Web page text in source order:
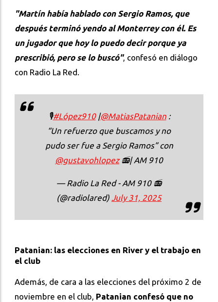
"Martín había hablado con Sergio Ramos, que
después terminó yendo al Monterrey con él. Es
un jugador que hoy lo puedo decir porque ya
prescribió, pero se lo buscó", confesó en diálogo
con Radio La Red.
🎙#López910|@MatiasPatanian:
“Un refuerzo que buscamos y no
pudo ser fue a Sergio Ramos” con
@gustavohlopez📻| AM 910
— Radio La Red - AM 910 📻
(@radiolared) July 31, 2025
Patanian: las elecciones en River y el trabajo en
el club
Además, de cara a las elecciones del próximo 2 de
noviembre en el club, Patanian confesó que no